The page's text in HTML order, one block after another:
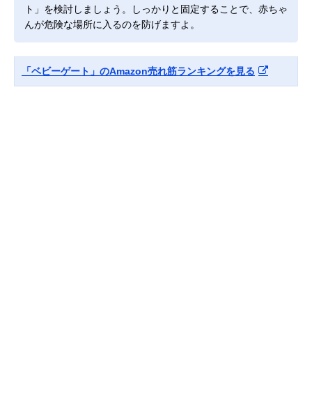
ト」を検討しましょう。しっかりと固定することで、赤ちゃ
んが危険な場所に入るのを防げますよ。
「ベビーゲート」のAmazon売れ筋ランキングを見る